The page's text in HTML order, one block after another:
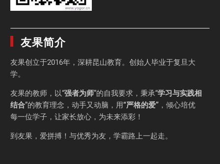
友果简介
友果创立于2016年，深耕昆山教育。创始人毕业于复旦大
学。
友果的教师，以“强者为师”的自我要求，秉承“学习与实践相
结合”的教育理念，动手又动脑，用“严格的爱” ，倾心培优
每一位学子，让家长放心，为未来添彩！
到友果，爱拼搏！与优秀为友，学霸路上一起走。